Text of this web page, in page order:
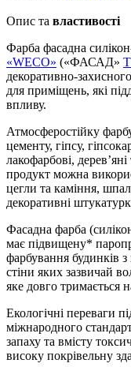
Опис та властивості
Фарба фасадна
«WECO» («ФАСАД»
декоративно-
для приміщень, які
впливу.
Атмосферостійку
цементу, гіпсу,
лакофарбові,
продукт можна
цегли та каміння,
декоративні
Фасадна фарба
має підвищену*
фарбування будинків
стіни яких зазвичай
яке довго тримається
Екологічні переваги
міжнародного
запаху та вмісту
високу покрівельну